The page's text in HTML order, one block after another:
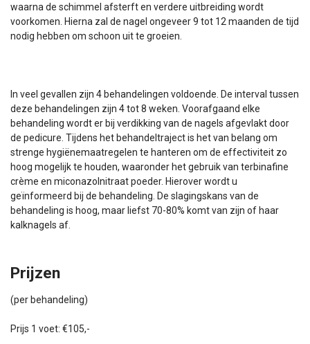
waarna de schimmel afsterft en verdere uitbreiding wordt
voorkomen. Hierna zal de nagel ongeveer 9 tot 12 maanden de tijd
nodig hebben om schoon uit te groeien.
In veel gevallen zijn 4 behandelingen voldoende. De interval tussen
deze behandelingen zijn 4 tot 8 weken. Voorafgaand elke
behandeling wordt er bij verdikking van de nagels afgevlakt door
de pedicure. Tijdens het behandeltraject is het van belang om
strenge hygiënemaatregelen te hanteren om de effectiviteit zo
hoog mogelijk te houden, waaronder het gebruik van terbinafine
crème en miconazolnitraat poeder. Hierover wordt u
geïnformeerd bij de behandeling. De slagingskans van de
behandeling is hoog, maar liefst 70-80% komt van zijn of haar
kalknagels af.
Prijzen
(per behandeling)
Prijs 1 voet: €105,-